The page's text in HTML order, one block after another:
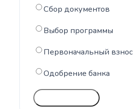
Сбор документов
Выбор программы
Первоначальный взнос
Одобрение банка